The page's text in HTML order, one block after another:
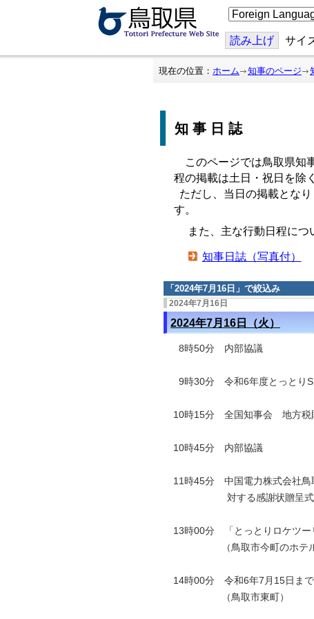
こ
の
ジ
を
翻
読み上げ サイ
現在の位置： ホーム 知事のページ
知事日誌
このページでは鳥取県知
程の掲載は土日・祝日を除
ただし、当日の掲載とな
す。
また、主な行動日程につ
知事日誌（写真付）
「 2024年7月16日 」で絞込み
2024年7月16日
2024年7月16日（火）
8時50分 内部協議
9時30分 令和6年度とっとり
10時15分 全国知事会 地方税
10時45分 内部協議
11時45分 中国電力株式会社鳥
対する感謝状贈呈式
13時00分 「とっとりロケツー
（鳥取市今町のホテルニ
14時00分 令和6年7月15日まで
（鳥取市東町）